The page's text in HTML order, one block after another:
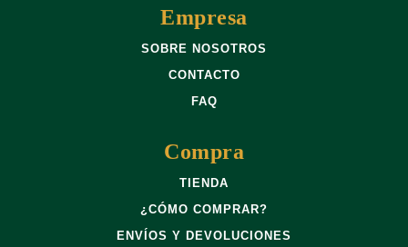
Empresa
SOBRE NOSOTROS
CONTACTO
FAQ
Compra
TIENDA
¿CÓMO COMPRAR?
ENVÍOS Y DEVOLUCIONES